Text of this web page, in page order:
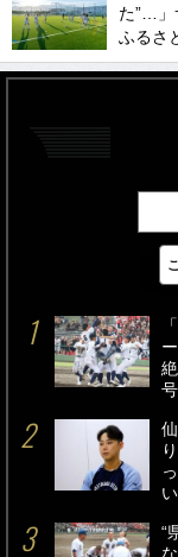
た”…」
ふるさ
“